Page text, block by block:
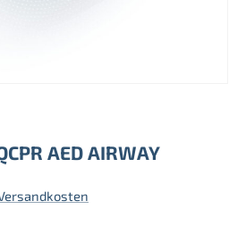
AED AIRWAY